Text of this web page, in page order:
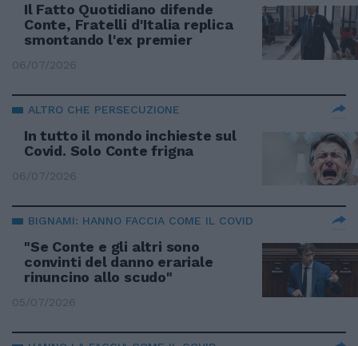
Il Fatto Quotidiano difende
Conte, Fratelli d'Italia replica
smontando l'ex premier
06/07/2026
ALTRO CHE PERSECUZIONE
In tutto il mondo inchieste sul
Covid. Solo Conte frigna
06/07/2026
BIGNAMI: HANNO FACCIA COME IL COVID
"Se Conte e gli altri sono
convinti del danno erariale
rinuncino allo scudo"
05/07/2026